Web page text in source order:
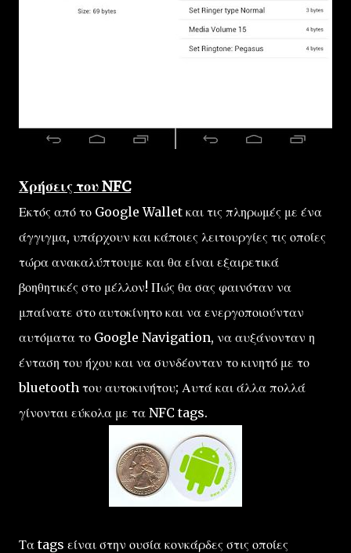
Χρήσεις του NFC
Εκτός από το Google Wallet και τις πληρωμές με ένα
άγγιγμα, υπάρχουν και κάποιες λειτουργίες τις οποίες
τώρα ανακαλύπτουμε και θα είναι εξαιρετικά
βοηθητικές στο μέλλον! Πώς θα σας φαινόταν να
μπαίνατε στο αυτοκίνητο και να ενεργοποιούνταν
αυτόματα το Google Navigation, να αυξάνονταν η
ένταση του ήχου και να συνδέονταν το κινητό με το
bluetooth του αυτοκινήτου; Αυτά και άλλα πολλά
γίνονται εύκολα με τα NFC tags.
Τα tags είναι στην ουσία κονκάρδες στις οποίες